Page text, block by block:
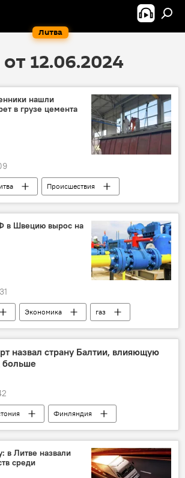
Литва
12.06.2024
нашли
в грузе цемента
Происшествия
таможня Литвы
область
в Швецию вырос на
Экономика
газ
назвал страну Балтии, влияющую
больше
Финляндия
оборона
в Литве назвали
среди